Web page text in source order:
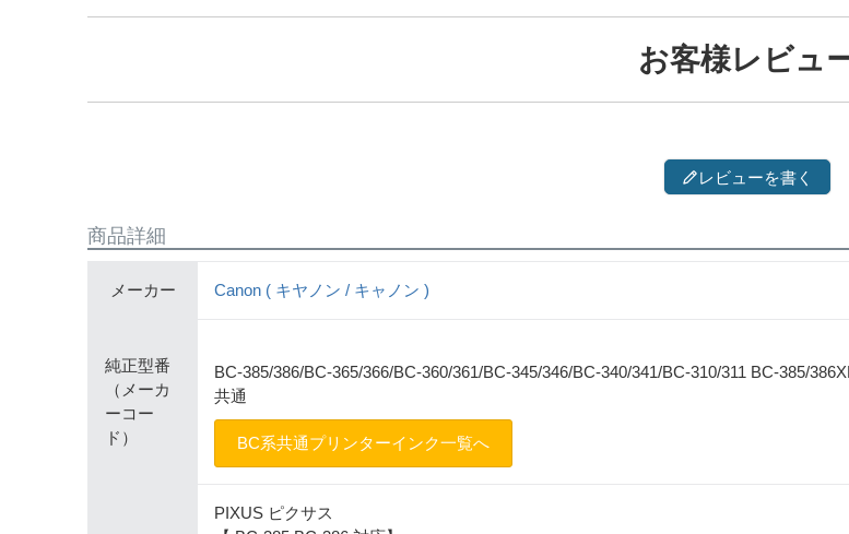
お客様レビュ
レビューを書く
商品詳細
メーカー Canon ( キヤノン / キャノン )
純正型番
（メーカ
ーコー
ド）
BC-385/386/BC-365/366/BC-360/361/BC-345/346/BC-340/341/BC-310/311 BC-385/
共通
BC系共通プリンターインク一覧へ
PIXUS ピクサス